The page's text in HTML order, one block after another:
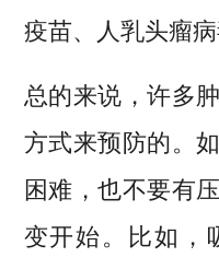
疫苗、人乳头瘤病
总的来说，许多
方式来预防的。
困难，也不要有
变开始。比如，